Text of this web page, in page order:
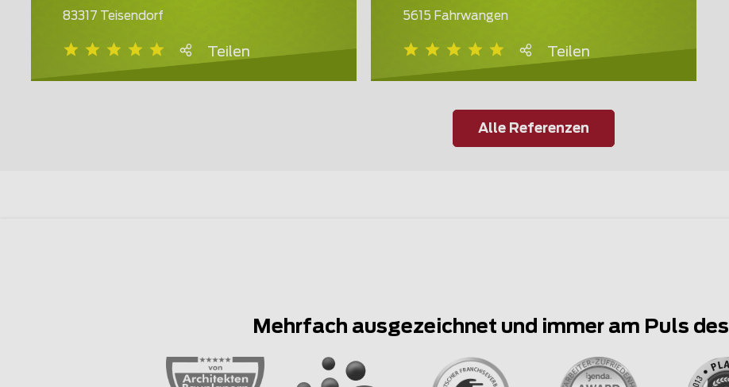
83317 Teisendorf
Teilen
5615 Fahrwangen
Teilen
Alle Referenzen
Mehrfach ausgezeichnet und immer am Puls